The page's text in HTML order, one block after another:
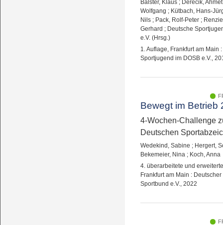
Balster, Klaus ; Derecik, Ahmet
Wolfgang ; Kütbach, Hans-
Nils ; Pack, Rolf-Peter ;
Gerhard ; Deutsche
e.V. (Hrsg.)
1. Auflage, Frankfurt am Main
Sportjugend im DOSB e.V.,
Bewegt im Betrieb
4-Wochen-Challenge
Deutschen
Wedekind, Sabine ; Hergert,
Bekemeier, Nina ; Koch, Anna
4. überarbeitete und
Frankfurt am Main :
Sportbund e.V., 2022